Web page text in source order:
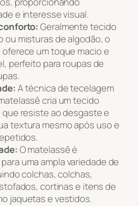
e interesse visual.
Geralmente tecido
ou misturas de algodão, o
um toque macio e
perfeito para roupas de
A técnica de tecelagem
cria um tecido
resiste ao desgaste e
textura mesmo após uso e
O matelassê é
uma ampla variedade de
colchas, colchas,
cortinas e itens de
jaquetas e vestidos.